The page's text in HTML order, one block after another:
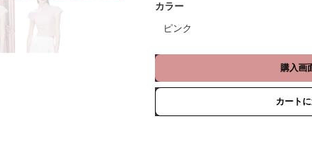
カラー
ピンク
購入画
カート